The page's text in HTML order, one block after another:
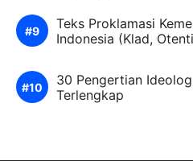
Teks Proklamasi
Indonesia (Klad,
30 Pengertian
Terlengkap